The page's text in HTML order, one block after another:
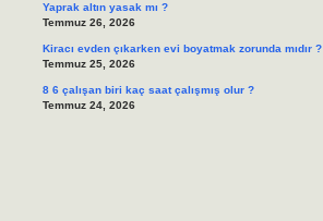
Yaprak altın yasak mı ?
Temmuz 26, 2026
Kiracı evden çıkarken evi boyatmak zorunda mıdır ?
Temmuz 25, 2026
8 6 çalışan biri kaç saat çalışmış olur ?
Temmuz 24, 2026